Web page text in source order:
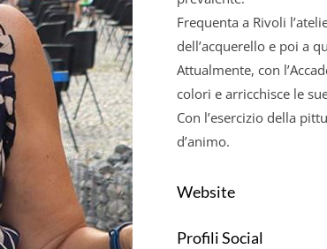
Frequenta a Rivoli
dell’acquerello e poi a
Attualmente, con
colori e arricchisce le
Con l’esercizio della
d’animo.
Website
Profili Social